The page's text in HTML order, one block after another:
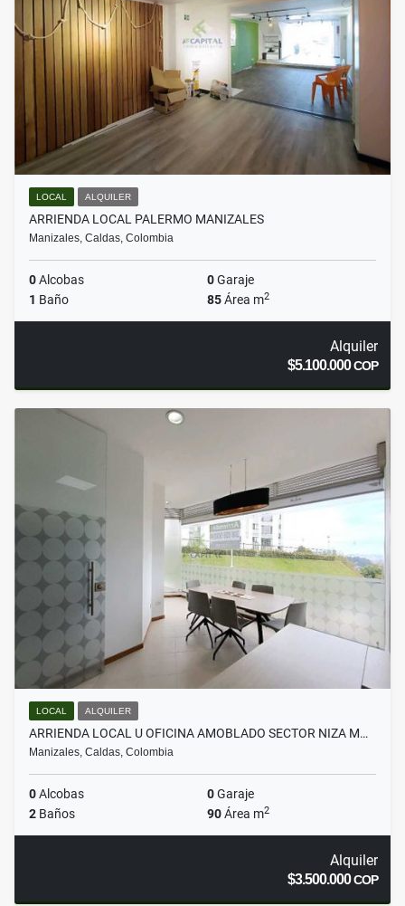
LOCAL ALQUILER
ARRIENDA LOCAL PALERMO MANIZALES
Manizales, Caldas, Colombia
0Alcobas 0Garaje
1 Baño 85Área m2
Alquiler
$5.100.000COP
LOCAL ALQUILER
ARRIENDA LOCAL U OFICINA AMOBLADO SECTOR NIZA M…
Manizales, Caldas, Colombia
0Alcobas 0Garaje
2 Baños 90Área m2
Alquiler
$3.500.000COP